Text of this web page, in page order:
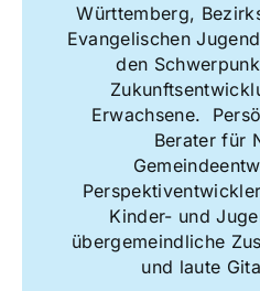
Württemberg,
Evangelischen
den
Erwachsene.
Berater für
Kinder- und
übergemeindliche
und laute